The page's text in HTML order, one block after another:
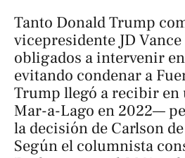
Tanto Donald Trump
vicepresidente JD
obligados a intervenir
evitando condenar a
Trump llegó a recibir en
Mar-a-Lago en 2022—
la decisión de Carlson
Según el columnista